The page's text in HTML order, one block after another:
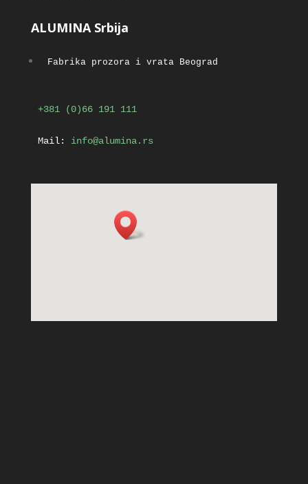
ALUMINA Srbija
Fabrika prozora i vrata Beograd
+381 (0)66 191 111
Mail: info@alumina.rs